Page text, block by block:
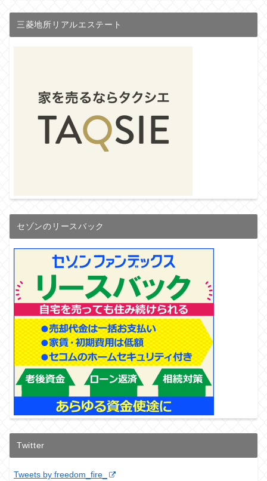
三菱地所リアルエステート
セゾンのリースバック
Twitter
Tweets by freedom_fire_